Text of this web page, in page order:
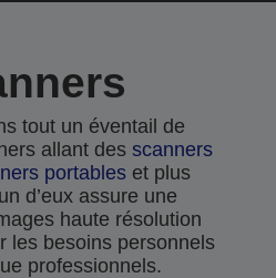
tout un éventail de
allant des scanners
portableset plus
d’eux assure une
haute résolution
les besoins personnels
professionnels.